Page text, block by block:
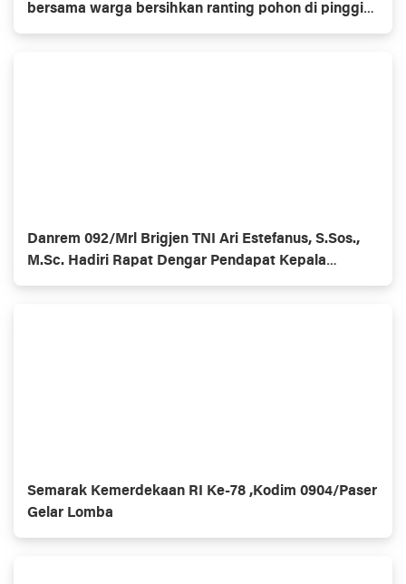
bersama warga bersihkan ranting pohon di pinggir
jalan
Danrem 092/Mrl Brigjen TNI Ari Estefanus, S.Sos.,
M.Sc. Hadiri Rapat Dengar Pendapat Kepala
Daerah Se-Provinsi Kalimantan Utara
Semarak Kemerdekaan RI Ke-78 ,Kodim 0904/Paser
Gelar Lomba